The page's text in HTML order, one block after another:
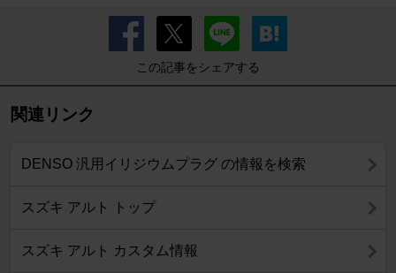
この記事をシェアする
関連リンク
DENSO 汎用イリジウムプラグ の情報を検索
スズキ アルト トップ
スズキ アルト カスタム情報